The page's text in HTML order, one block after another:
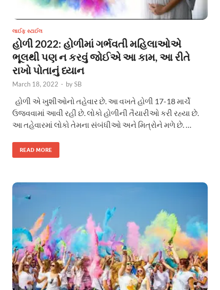
લાઈફ સ્ટાઈલ
હોળી 2022: હોળીમાં ગર્ભવતી મહિલાઓએ
ભૂલથી પણ ન કરવું જોઈએ આ કામ, આ રીતે
રાખો પોતાનું ધ્યાન
March 18, 2022 - bySB
હોળી એ ખુશીઓનો તહેવાર છે. આ વખતે હોળી 17-18 માર્ચે
ઉજવવામાં આવી રહી છે. લોકો હોળીની તૈયારીઓ કરી રહ્યા છે.
આ તહેવારમાં લોકો તેમના સંબંધીઓ અને મિત્રોને મળે છે. …
READ MORE